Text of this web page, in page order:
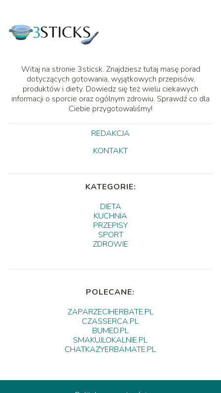
Witaj na stronie 3sticsk. Znajdziesz tutaj masę porad
dotyczących gotowania, wyjątkowych przepisów,
produktów i diety. Dowiedz się też wielu ciekawych
informacji o sporcie oraz ogólnym zdrowiu. Sprawdź co dla
Ciebie przygotowaliśmy!
REDAKCJA
KONTAKT
KATEGORIE:
DIETA
KUCHNIA
PRZEPISY
SPORT
ZDROWIE
POLECANE:
ZAPARZECIHERBATE.PL
CZASSERCA.PL
BUMED.PL
SMAKUJLOKALNIE.PL
CHATKAZYERBAMATE.PL